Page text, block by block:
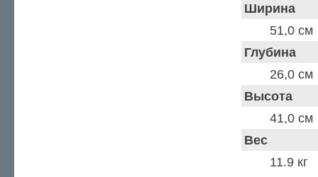
Ширина
51,0 см
Глубина
26,0 см
Высота
41,0 см
Вес
11.9 кг